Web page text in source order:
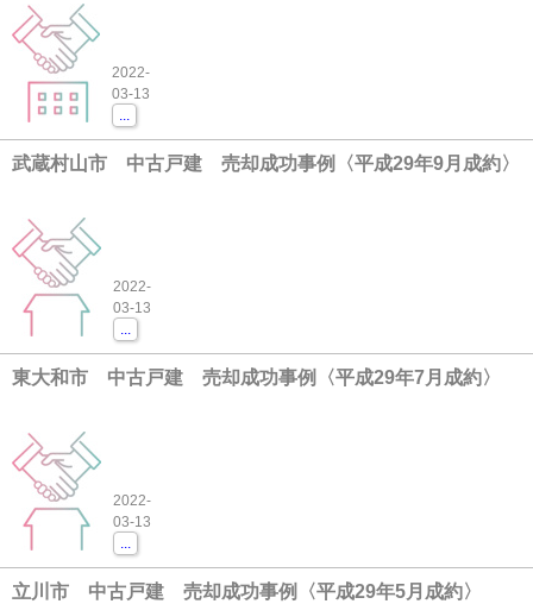
2022-
03-13
...
武蔵村山市 中古戸建 売却成功事例〈平成29年9月成約〉
2022-
03-13
...
東大和市 中古戸建 売却成功事例〈平成29年7月成約〉
2022-
03-13
...
立川市 中古戸建 売却成功事例〈平成29年5月成約〉